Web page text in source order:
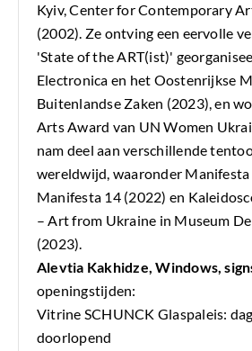
Kyiv, Center for Contemporary
(2002). Ze ontving een eervolle
'State of the ART(ist)'
Electronica en het Oostenrijkse
Buitenlandse Zaken (2023), en
Arts Award van UN Women
nam deel aan verschillende
wereldwijd, waaronder Manifesta
Manifesta 14 (2022) en
– Art from Ukraine in Museum
(2023).
Alevtia Kakhidze, Windows,
openingstijden:
Vitrine SCHUNCK Glaspaleis:
doorlopend